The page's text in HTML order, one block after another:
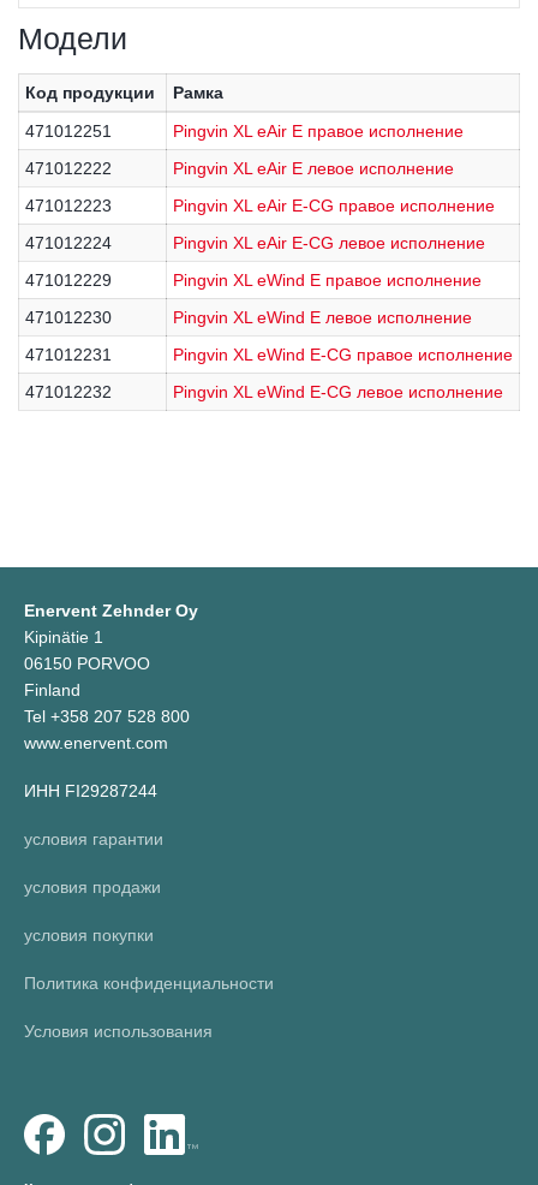
Модели
Код продукции
Рамка
471012251
Pingvin XL eAir E правое исполнение
471012222
Pingvin XL eAir E левое исполнение
471012223
Pingvin XL eAir E-CG правое исполнение
471012224
Pingvin XL eAir E-CG левое исполнение
471012229
Pingvin XL eWind E правое исполнение
471012230
Pingvin XL eWind E левое исполнение
471012231
Pingvin XL eWind E-CG правое исполнение
471012232
Pingvin XL eWind E-CG левое исполнение
Enervent Zehnder Oy
Kipinätie 1
06150 PORVOO
Finland
Tel +358 207 528 800
www.enervent.com
ИНН FI29287244
условия гарантии
условия продажи
условия покупки
Политика конфиденциальности
Условия использования